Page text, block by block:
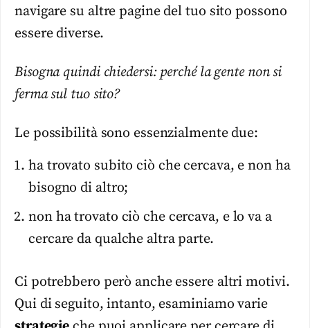
navigare su altre pagine del tuo sito possono
essere diverse.
Bisogna quindi chiedersi: perché la gente non si
ferma sul tuo sito?
Le possibilità sono essenzialmente due:
ha trovato subito ciò che cercava, e non ha
bisogno di altro;
non ha trovato ciò che cercava, e lo va a
cercare da qualche altra parte.
Ci potrebbero però anche essere altri motivi.
Qui di seguito, intanto, esaminiamo varie